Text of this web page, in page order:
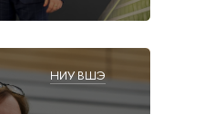
НИУ ВШЭ